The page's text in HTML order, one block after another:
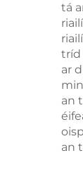
tá
tríd
ar
an
an